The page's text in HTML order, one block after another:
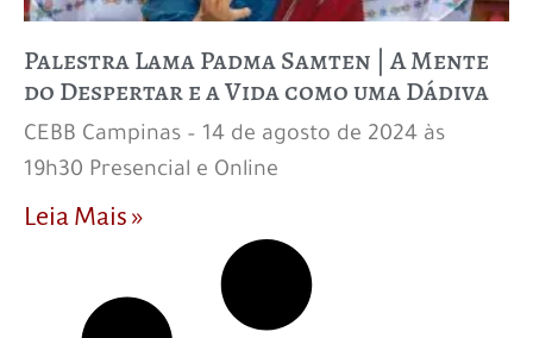
Palestra Lama Padma Samten | A Mente
do Despertar e a Vida como uma Dádiva
CEBB Campinas – 14 de agosto de 2024 às
19h30 Presencial e Online
Leia Mais »